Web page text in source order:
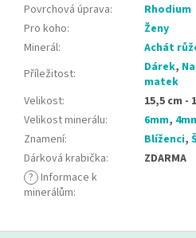
Povrchová úprava:
Rhodium
Pro koho:
Ženy
Minerál: Achát
Příležitost: Dárek,
matek
Velikost:
15,5 cm -
Velikost minerálu: 6mm,
Znamení: Blíženci,
Dárková krabička:
ZDARMA
? Informace k
minerálům: